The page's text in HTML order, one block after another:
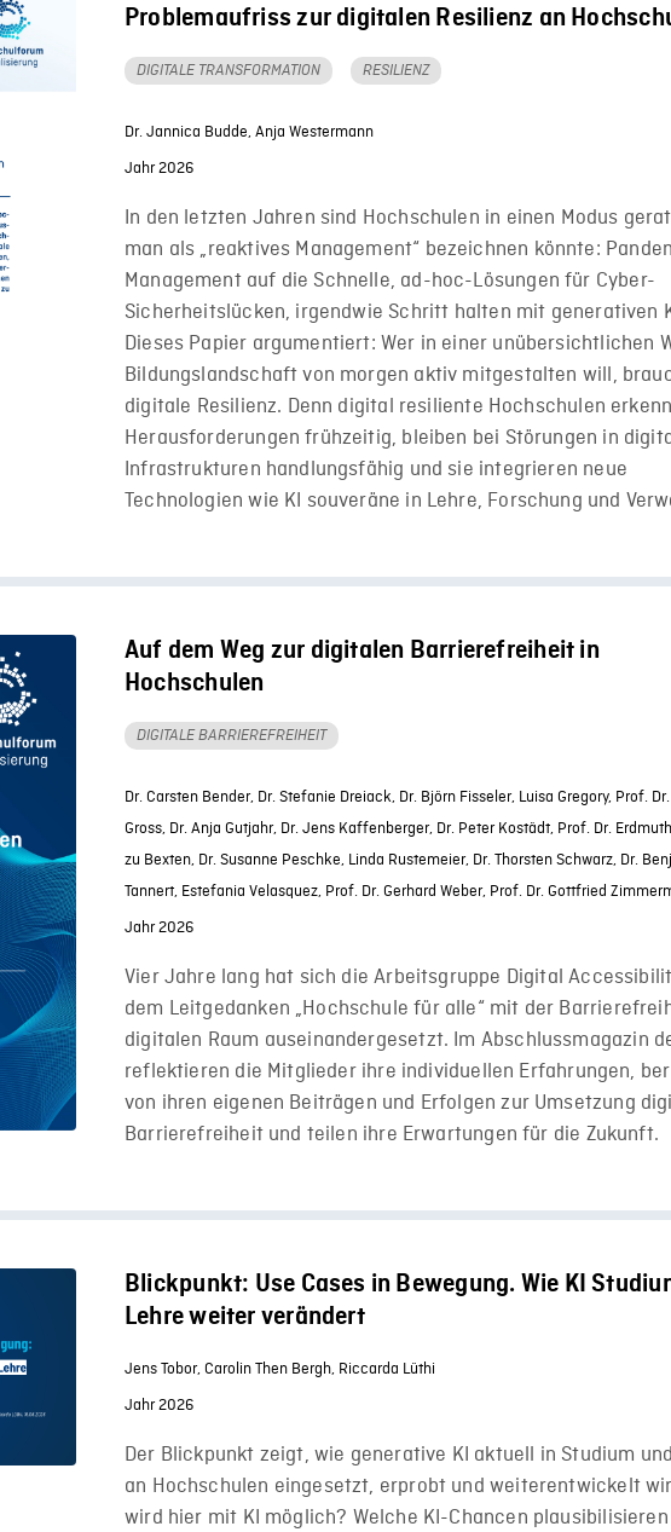
Problemaufriss zur digitalen Resilienz an
DIGITALE TRANSFORMATION RESILIENZ
Dr. Jannica Budde, Anja Westermann
Jahr 2026
In den letzten Jahren sind Hochschulen in einen Modus
man als „reaktives Management“ bezeichnen könnte:
Management auf die Schnelle, ad-hoc-Lösungen für Cyber-
Sicherheitslücken, irgendwie Schritt halten mit generativen
Dieses Papier argumentiert: Wer in einer unübersichtlichen
Bildungslandschaft von morgen aktiv mitgestalten will,
digitale Resilienz. Denn digital resiliente Hochschulen
Herausforderungen frühzeitig, bleiben bei Störungen in
Infrastrukturen handlungsfähig und sie integrieren neue
Technologien wie KI souveräne in Lehre, Forschung und
Auf dem Weg zur digitalen Barrierefreiheit in
Hochschulen
DIGITALE BARRIEREFREIHEIT
Dr. Carsten Bender, Dr. Stefanie Dreiack, Dr. Björn Fisseler, Luisa Gregory, Prof.
Gross, Dr. Anja Gutjahr, Dr. Jens Kaffenberger, Dr. Peter Kostädt, Prof. Dr.
zu Bexten, Dr. Susanne Peschke, Linda Rustemeier, Dr. Thorsten Schwarz, Dr.
Tannert, Estefania Velasquez, Prof. Dr. Gerhard Weber, Prof. Dr. Gottfried
Jahr 2026
Vier Jahre lang hat sich die Arbeitsgruppe Digital
dem Leitgedanken „Hochschule für alle“ mit der
digitalen Raum auseinandergesetzt. Im Abschlussmagazin
reflektieren die Mitglieder ihre individuellen Erfahrungen,
von ihren eigenen Beiträgen und Erfolgen zur Umsetzung
Barrierefreiheit und teilen ihre Erwartungen für die Zukunft.
Blickpunkt: Use Cases in Bewegung. Wie KI
Lehre weiter verändert
Jens Tobor, Carolin Then Bergh, Riccarda Lüthi
Jahr 2026
Der Blickpunkt zeigt, wie generative KI aktuell in Studium
an Hochschulen eingesetzt, erprobt und weiterentwickelt
wird hier mit KI möglich? Welche KI-Chancen